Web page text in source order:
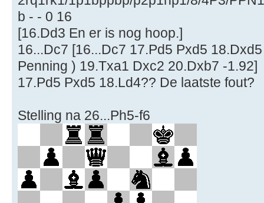
b - - 0 16
[16.Dd3 En er is nog hoop.]
16...Dc7 [16...Dc7 17.Pd5 Pxd5
Penning ) 19.Txa1 Dxc2 20.Dxb7 -1.92]
17.Pd5 Pxd5 18.Ld4?? De laatste fout?
Stelling na 26...Ph5-f6